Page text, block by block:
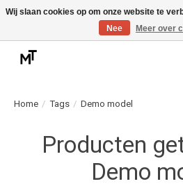
Deskundige installatie of montage nodig?
Home / Tags / Demo model
Producten
Demo
Wij slaan cookies op om onze website te
Nee
Meer over